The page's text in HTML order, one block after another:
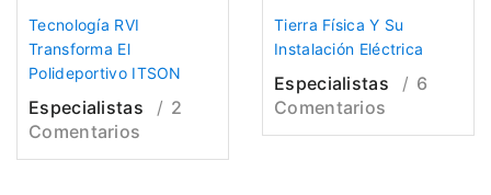
Tecnología RVI
Transforma El
Polideportivo ITSON
Especialistas
2
Comentarios
Tierra Física Y Su
Instalación Eléctrica
Especialistas
6
Comentarios